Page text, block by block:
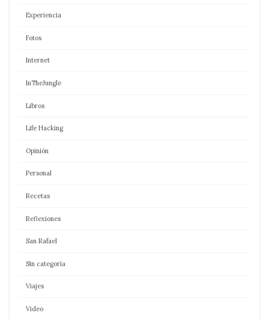
Experiencia
Fotos
Internet
InTheJungle
Libros
Life Hacking
Opinión
Personal
Recetas
Reflexiones
San Rafael
Sin categoría
Viajes
Video